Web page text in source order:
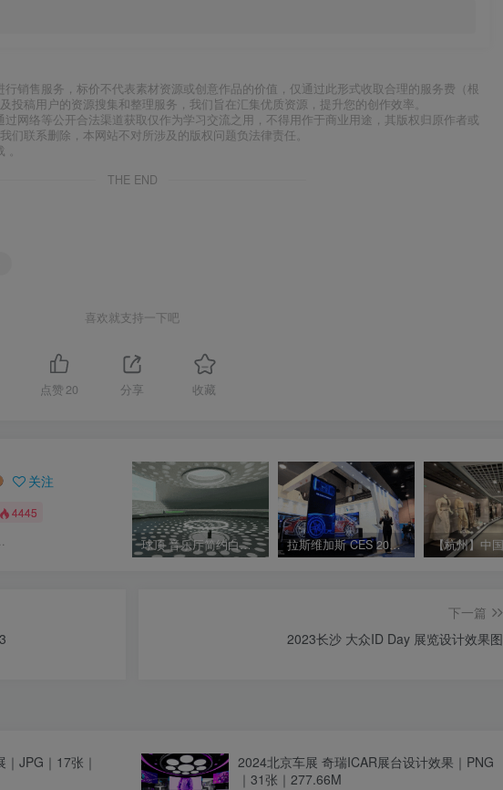
销售服务，标价不代表素材资源或创意作品的价值，仅通过此形式收取合理的服务费（根
投稿用户的资源搜集和整理服务，我们旨在汇集优质资源，提升您的创作效率。
网络等公开合法渠道获取仅作为学习交流之用，不得用作于商业用途，其版权归原作者或
们联系删除，本网站不对所涉及的版权问题负法律责任。
THE END
喜欢就支持一下吧
点赞 20 分享 收藏
关注
4445
球顶 音乐厅简约白色沉浸空间 升降光环设计 拉斯维加斯 CES 2019 Valens汽车透视可互动滑轨屏
下一篇
2023长沙 大众ID Day 展览设计效果图
JPG｜17张｜
2024北京车展 奇瑞ICAR展台设计效果｜PNG
｜31张｜277.66M